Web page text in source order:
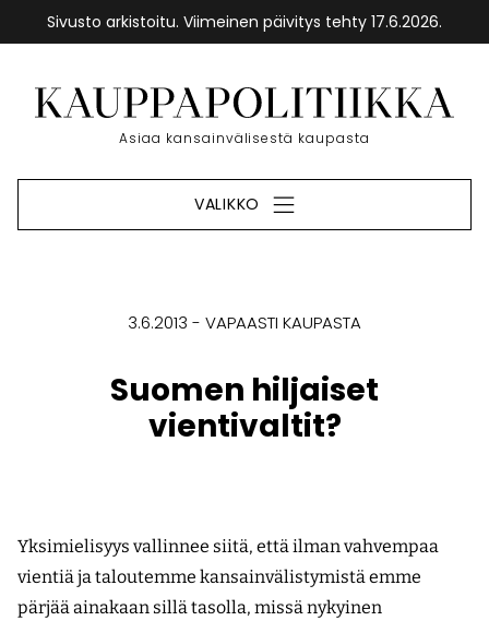
Sivusto arkistoitu. Viimeinen päivitys tehty 17.6.2026.
sisältöön
Etusivu
Asiaa kansainvälisestä kaupasta
VALIKKO
3.6.2013 VAPAASTI KAUPASTA
Suomen hiljaiset
vientivaltit?
Yksimielisyys vallinnee siitä, että ilman vahvempaa
vientiä ja taloutemme kansainvälistymistä emme
pärjää ainakaan sillä tasolla, missä nykyinen